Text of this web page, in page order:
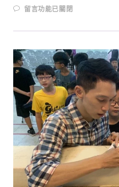
留言功能已關閉